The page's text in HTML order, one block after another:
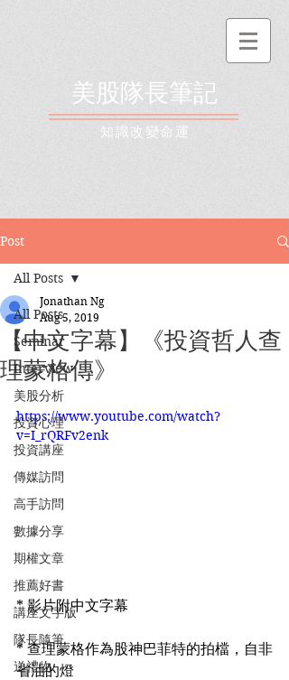
美股隊長筆記
​知識改變命運
Post
All Posts
Seminar
Interview
美股分析
投資心理
投資講座
傳媒訪問
高手訪問
數據分享
期權文章
推薦好書
講座文字版
隊長隨筆
送禮物
All Posts
【中文字幕】《投資哲人查
理蒙格傳》
Jonathan Ng
Aug 5, 2019
https://www.youtube.com/watch?
v=I_rQRFv2enk
* 影片附中文字幕
* 查理蒙格作為股神巴菲特的拍檔，自非
省油的燈